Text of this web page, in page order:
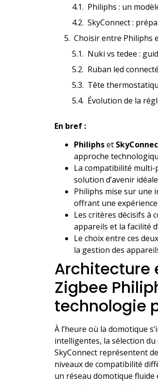
Philiphs : un
SkyConnect :
Choisir entre Philiphs
Nuki vs tedee :
Ruban led
Tête
Évolution de la
En bref :
Philiphset
approche
La compatibilité multi-
solution d’avenir
Philiphs mise sur une
offrant une
Les critères décisifs à
appareils et la facilité
Le choix entre ces
la gestion des
Architecture
Zigbee
technologie
À l’heure où la domotique
intelligentes, la sélection
SkyConnect représentent
niveaux de compatibilité
un réseau domotique fluide